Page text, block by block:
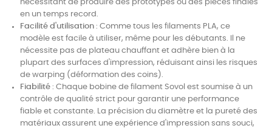
nécessitant de produire des prototypes ou des pièces finales
en un temps record.
Facilité d'utilisation : Comme tous les filaments PLA, ce
modèle est facile à utiliser, même pour les débutants. Il ne
nécessite pas de plateau chauffant et adhère bien à la
plupart des surfaces d'impression, réduisant ainsi les risques
de warping (déformation des coins).
Fiabilité : Chaque bobine de filament Sovol est soumise à un
contrôle de qualité strict pour garantir une performance
fiable et constante. La précision du diamètre et la pureté des
matériaux assurent une expérience d'impression sans souci,